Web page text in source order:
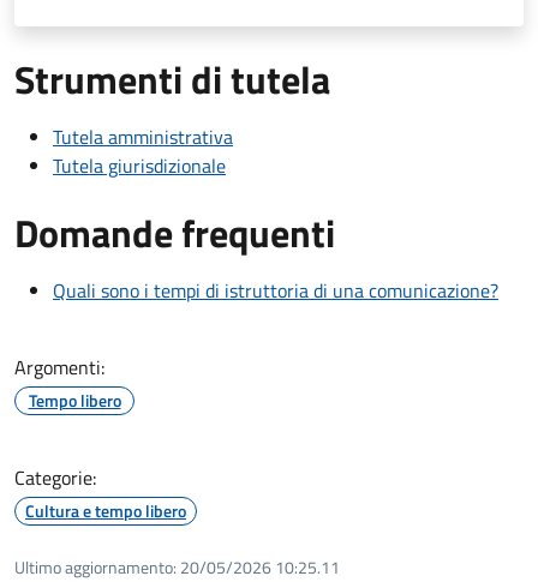
Strumenti di tutela
Tutela amministrativa
Tutela giurisdizionale
Domande frequenti
Quali sono i tempi di istruttoria di una comunicazione?
Argomenti:
Tempo libero
Categorie:
Cultura e tempo libero
Ultimo aggiornamento: 20/05/2026 10:25.11